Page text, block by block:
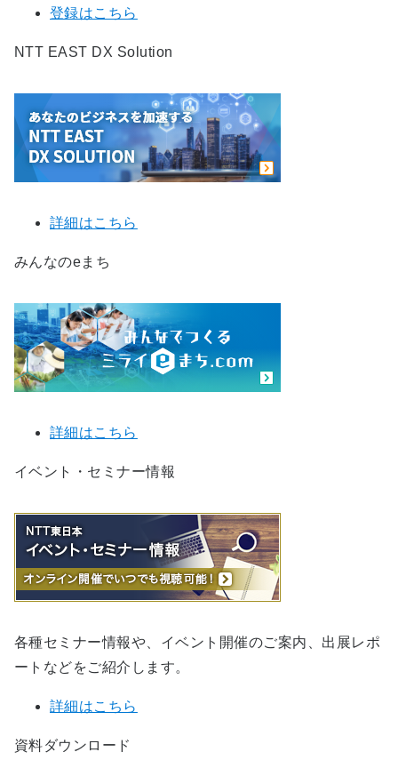
登録はこちら
NTT EAST DX Solution
詳細はこちら
みんなのeまち
詳細はこちら
イベント・セミナー情報
各種セミナー情報や、イベント開催のご案内、出展レポ
ートなどをご紹介します。
詳細はこちら
資料ダウンロード